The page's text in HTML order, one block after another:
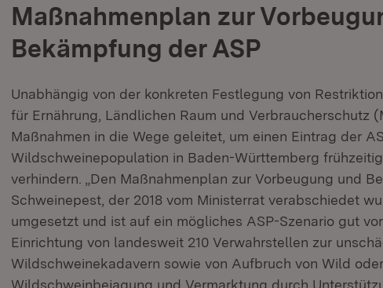
Maßnahmenplan zur
Bekämpfung der ASP
Unabhängig von der konkreten Festlegung von
für Ernährung, Ländlichen Raum und Verbraucherschutz
Maßnahmen in die Wege geleitet, um einen Eintrag der
Wildschweinepopulation in Baden-Württemberg
verhindern. „Den Maßnahmenplan zur Vorbeugung und
Schweinepest, der 2018 vom Ministerrat verabschiedet
umgesetzt und ist auf ein mögliches ASP-Szenario gut
Einrichtung von landesweit 210 Verwahrstellen zur
Wildschweinekadavern sowie von Aufbruch von Wild
Wildschweinbejagung und Vermarktung durch